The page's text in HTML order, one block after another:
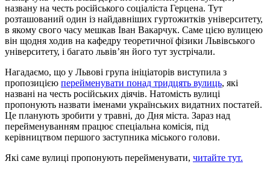
названу на честь російського соціаліста Герцена. Тут
розташований один із найдавніших гуртожитків університету,
в якому свого часу мешкав Іван Вакарчук. Саме цією вулицею
він щодня ходив на кафедру теоретичної фізики Львівського
університету, і багато львів’ян його тут зустрічали.
Нагадаємо, що у Львові група ініціаторів виступила з
пропозицією перейменувати понад тридцять вулиць, які
названі на честь російських діячів. Натомість вулиці
пропонують назвати іменами українських видатних постатей.
Це планують зробити у травні, до Дня міста. Зараз над
перейменуванням працює спеціальна комісія, під
керівництвом першого заступника міського голови.
Які саме вулиці пропонують перейменувати, читайте тут.